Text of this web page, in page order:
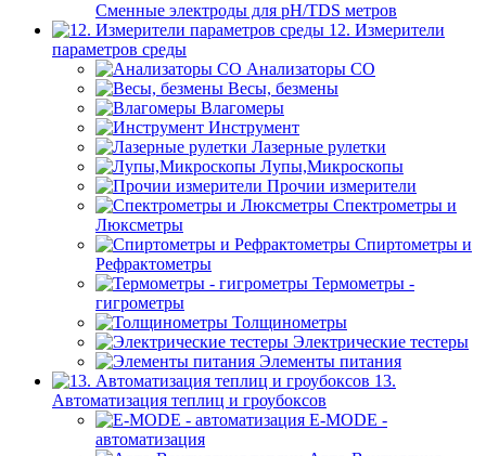
Сменные электроды для pH/TDS метров
12. Измерители
параметров среды
Анализаторы CO
Весы, безмены
Влагомеры
Инструмент
Лазерные рулетки
Лупы,Микроскопы
Прочии измерители
Спектрометры и
Люксметры
Спиртометры и
Рефрактометры
Термометры -
гигрометры
Толщинометры
Электрические тестеры
Элементы питания
13.
Автоматизация теплиц и гроубоксов
E-MODE -
автоматизация